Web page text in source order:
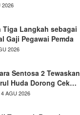
2026
Tiga Langkah sebagai
Gaji Pegawai Pemda
2026
Sentosa 2 Tewaskan
Huda Dorong Cek…
AGU 2026